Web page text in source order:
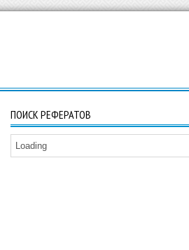
ПОИСК РЕФЕРАТОВ
Loading